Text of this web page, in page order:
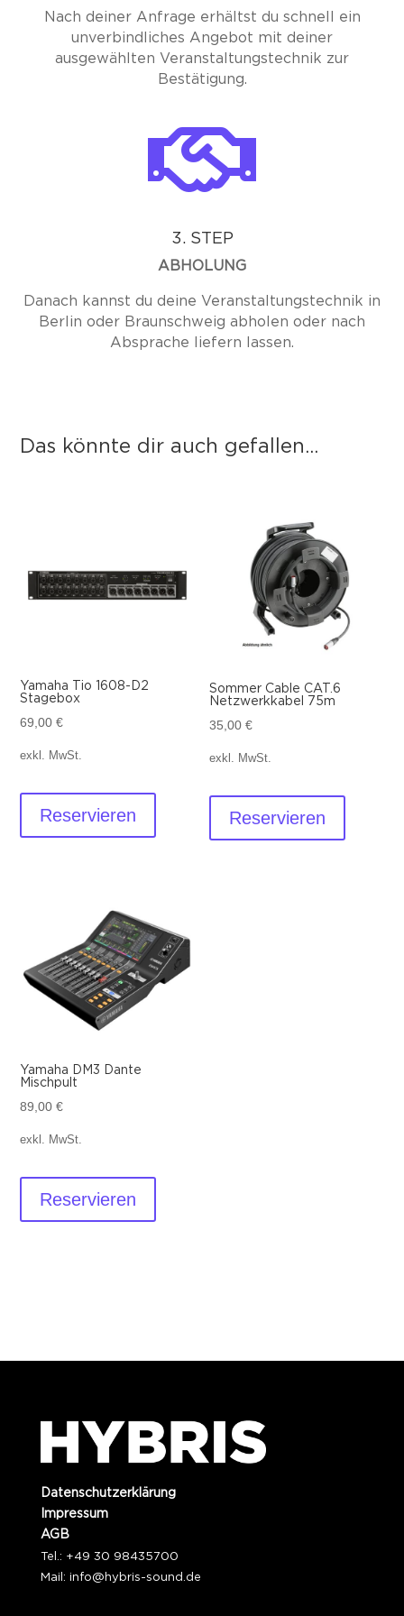
Nach deiner Anfrage erhältst du schnell ein
unverbindliches Angebot mit deiner
ausgewählten Veranstaltungstechnik zur
Bestätigung.

3. STEP
ABHOLUNG
Danach kannst du deine Veranstaltungstechnik in
Berlin oder Braunschweig abholen oder nach
Absprache liefern lassen.
Das könnte dir auch gefallen...
Yamaha Tio 1608-D2
Stagebox
69,00€
exkl. MwSt.
Reservieren
Sommer Cable CAT.6
Netzwerkkabel 75m
35,00€
exkl. MwSt.
Reservieren
Yamaha DM3 Dante
Mischpult
89,00€
exkl. MwSt.
Reservieren
Datenschutzerklärung
Impressum
AGB
Tel.: +49 30 98435700
Mail: info@hybris-sound.de